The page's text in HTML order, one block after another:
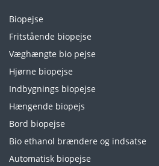
Biopejse
Fritstående biopejse
Væghængte bio pejse
Hjørne biopejse
Indbygnings biopejse
Hængende biopejs
Bord biopejse
Bio ethanol brændere og indsatse
Automatisk biopejse